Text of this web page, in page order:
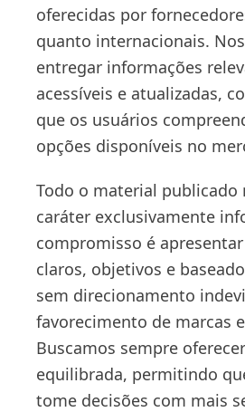
oferecidas por
quanto internacionais.
entregar informações
acessíveis e atualizadas,
que os usuários
opções disponíveis no
Todo o material publicado
caráter exclusivamente
compromisso é
claros, objetivos e
sem direcionamento
favorecimento de marcas
Buscamos sempre
equilibrada, permitindo
tome decisões com mais